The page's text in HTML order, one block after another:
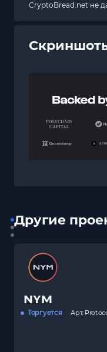
CryptoBread.net не
Другие
NYM
Торгуется Арт.